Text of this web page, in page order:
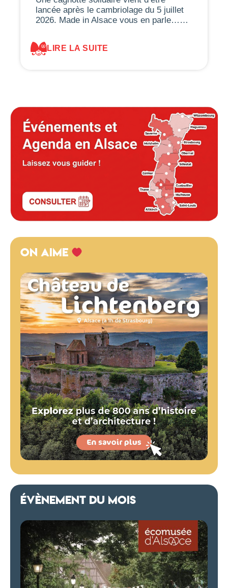
lancée après le cambriolage du 5 juillet
2026. Made in Alsace vous en parle……
LIRE LA SUITE
ON AIME
ÉVÈNEMENT DU MOIS